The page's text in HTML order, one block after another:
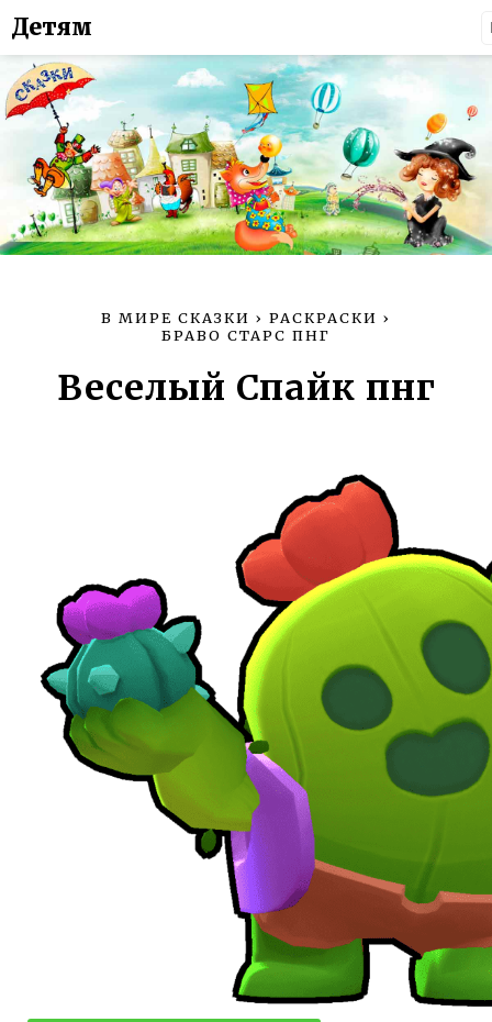
Детям
В МИРЕ СКАЗКИ › РАСКРАСКИ ›
БРАВО СТАРС ПНГ
Веселый Спайк пнг